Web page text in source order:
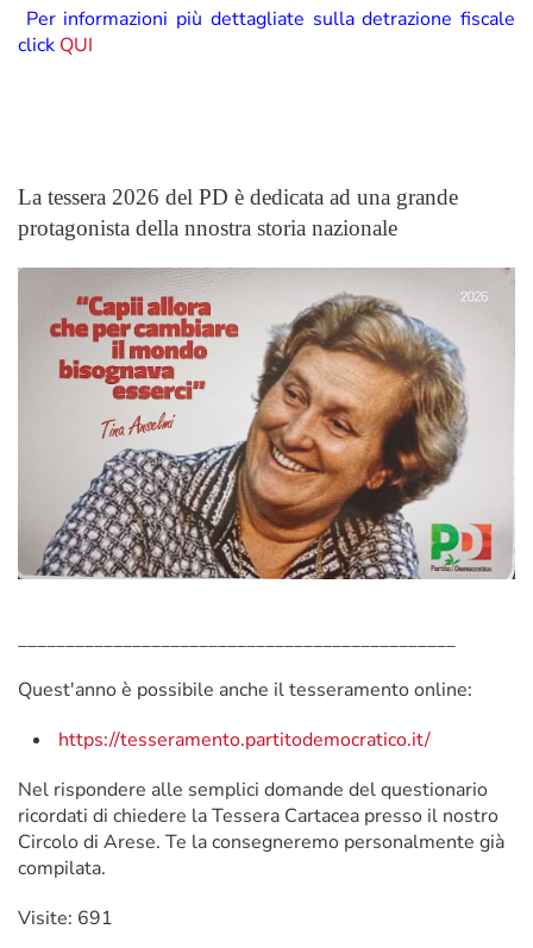
Per informazioni più dettagliate sulla detrazione fiscale
click QUI
La tessera 2026 del PD è dedicata ad una grande
protagonista della nnostra storia nazionale
______________________________________________
Quest'anno è possibile anche il tesseramento online:
https://tesseramento.partitodemocratico.it/
Nel rispondere alle semplici domande del questionario
ricordati di chiedere la Tessera Cartacea presso il nostro
Circolo di Arese. Te la consegneremo personalmente già
compilata.
Visite: 691